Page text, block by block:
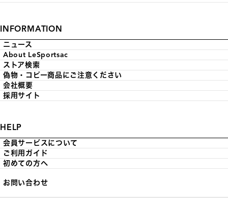
INFORMATION
ニュース
About LeSportsac
ストア検索
偽物・コピー商品にご注意ください
会社概要
採用サイト
HELP
会員サービスについて
ご利用ガイド
初めての方へ
お問い合わせ